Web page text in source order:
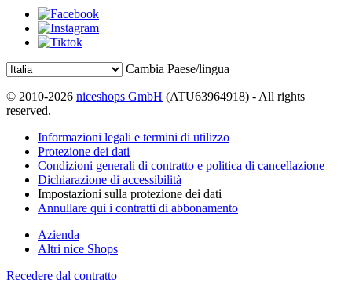
Cambia Paese/lingua
© 2010-2026 niceshops GmbH (ATU63964918) - All rights
reserved.
Informazioni legali e termini di utilizzo
Protezione dei dati
Condizioni generali di contratto e politica di cancellazione
Dichiarazione di accessibilità
Impostazioni sulla protezione dei dati
Annullare qui i contratti di abbonamento
Azienda
Altri nice Shops
Recedere dal contratto